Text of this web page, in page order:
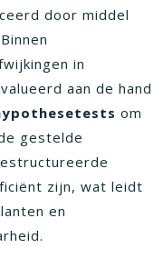
door middel
in
aan de hand
om
gestelde
zijn, wat leidt
en